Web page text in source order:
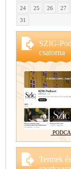
24
25 26 27
31
SZIG-
csatorna
Termek